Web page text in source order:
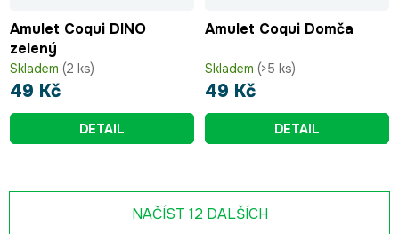
Amulet Coqui DINO
zelený
Skladem (2 ks)
49 Kč
DETAIL
Amulet Coqui Domča
Skladem (>5 ks)
49 Kč
DETAIL
NAČÍST 12 DALŠÍCH